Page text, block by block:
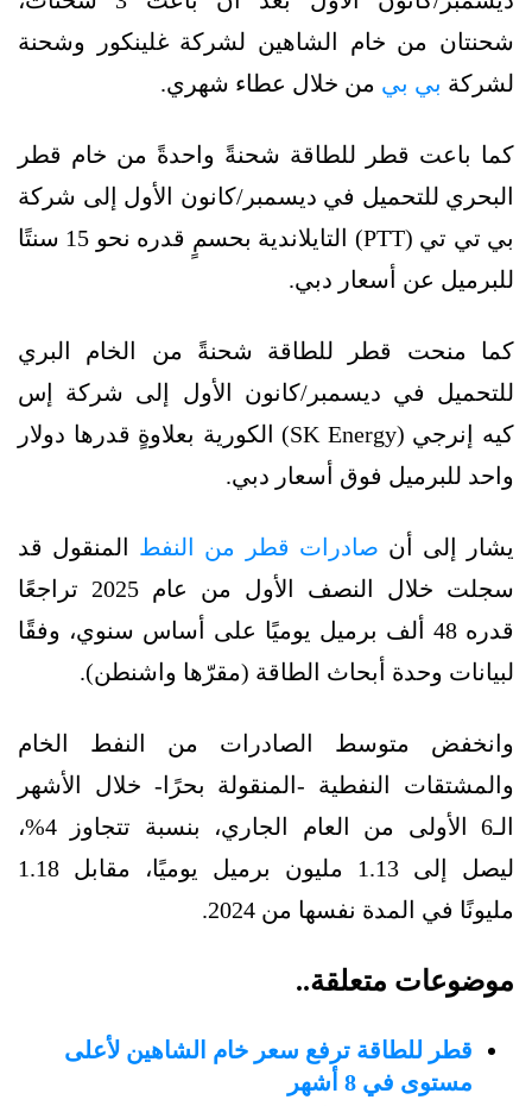
شحنتان من خام الشاهين لشركة غلينكور وشحنة
لشركة بي بي من خلال عطاء شهري.
كما باعت قطر للطاقة شحنةً واحدةً من خام قطر
البحري للتحميل في ديسمبر/كانون الأول إلى شركة
بي تي تي (PTT) التايلاندية بحسمٍ قدره نحو 15 سنتًا
للبرميل عن أسعار دبي.
كما منحت قطر للطاقة شحنةً من الخام البري
للتحميل في ديسمبر/كانون الأول إلى شركة إس
كيه إنرجي (SK Energy) الكورية بعلاوةٍ قدرها دولار
واحد للبرميل فوق أسعار دبي.
يشار إلى أن صادرات قطر من النفط المنقول قد
سجلت خلال النصف الأول من عام 2025 تراجعًا
قدره 48 ألف برميل يوميًا على أساس سنوي، وفقًا
لبيانات وحدة أبحاث الطاقة (مقرّها واشنطن).
وانخفض متوسط الصادرات من النفط الخام
والمشتقات النفطية -المنقولة بحرًا- خلال الأشهر
الـ6 الأولى من العام الجاري، بنسبة تتجاوز 4%،
ليصل إلى 1.13 مليون برميل يوميًا، مقابل 1.18
مليونًا في المدة نفسها من 2024.
موضوعات متعلقة..
قطر للطاقة ترفع سعر خام الشاهين لأعلى
مستوى في 8 أشهر